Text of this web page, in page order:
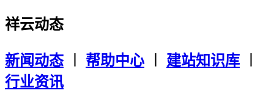
祥云动态
新闻动态︱ 帮助中心︱ 建站知识库
行业资讯